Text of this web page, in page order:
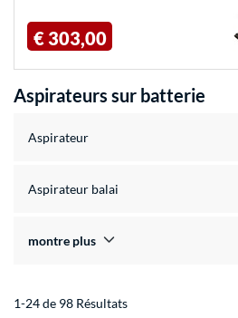
€ 303,00
Aspirateurs sur batterie
Aspirateur
Aspirateur balai
montre plus
1-24 de 98 Résultats